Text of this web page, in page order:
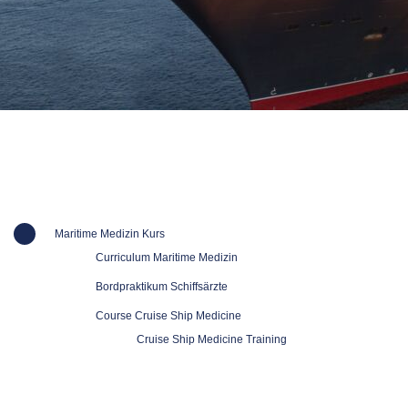
Maritime Medizin Kurs
Curriculum Maritime Medizin
Bordpraktikum Schiffsärzte
Course Cruise Ship Medicine
Cruise Ship Medicine Training